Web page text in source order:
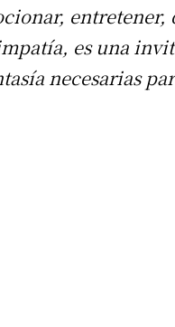
es una
necesarias